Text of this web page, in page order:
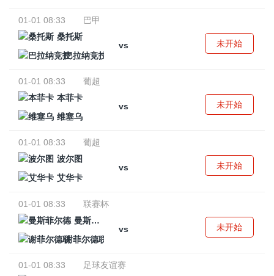
01-01 08:33
巴甲
桑托斯
vs
巴拉纳竞技
未开始
01-01 08:33
葡超
本菲卡
vs
维塞乌
未开始
01-01 08:33
葡超
波尔图
vs
艾华卡
未开始
01-01 08:33
联赛杯
曼斯菲尔德
vs
谢菲尔德联
未开始
01-01 08:33
足球友谊赛